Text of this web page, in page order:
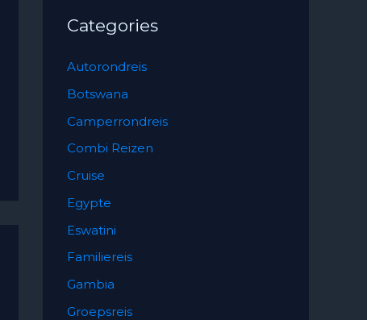
Categories
Autorondreis
Botswana
Camperrondreis
Combi Reizen
Cruise
Egypte
Eswatini
Familiereis
Gambia
Groepsreis